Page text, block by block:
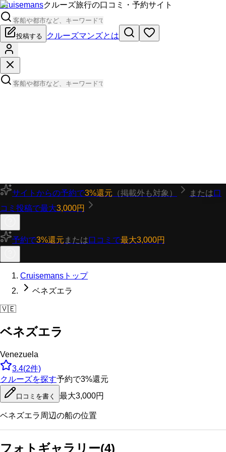
Cruisemansクルーズ旅行の口コミ・予約サイト
投稿する クルーズマンズとは
サイトからの予約で3%還元 （掲載外も対象） または口
コミ投稿で最大3,000円
予約で3%還元 または口コミで最大3,000円
Cruisemansトップ
ベネズエラ
🇻🇪
ベネズエラ
Venezuela
3.4(2件)
クルーズを探す予約で3%還元
口コミを書く 最大3,000円
ベネズエラ 周辺の船の位置
フォトギャラリー(4)